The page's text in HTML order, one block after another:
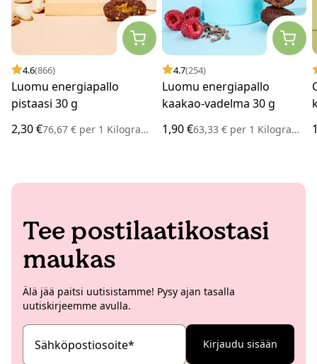
4.6(866)
Luomu energiapallo
pistaasi 30 g
2,30 €76,67 € per 1 Kilogramma
4.7(254)
Luomu energiapallo
kaakao-vadelma 30 g
1,90 €63,33 € per1 Kilogramma
Tee postilaatikostasi
maukas
Älä jää paitsi uutisistamme! Pysy ajan tasalla
uutiskirjeemme avulla.
Sähköpostiosoite* Kirjaudu sisään